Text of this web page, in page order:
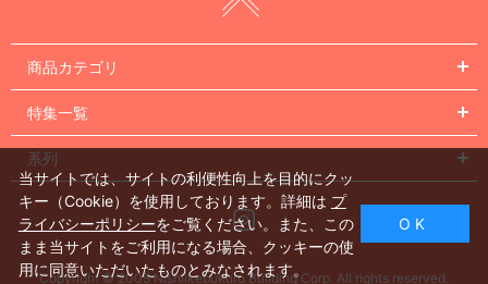
商品カテゴリ
特集一覧
系列
Instagram
Copyright © 2005 Nishiikebukuro Building Corp. All rights reserved.
当サイトでは、サイトの利便性向上を目的にクッ
キー（Cookie）を使用しております。詳細は プ
ライバシーポリシーをご覧ください。また、この
まま当サイトをご利用になる場合、クッキーの使
用に同意いただいたものとみなされます。
O K